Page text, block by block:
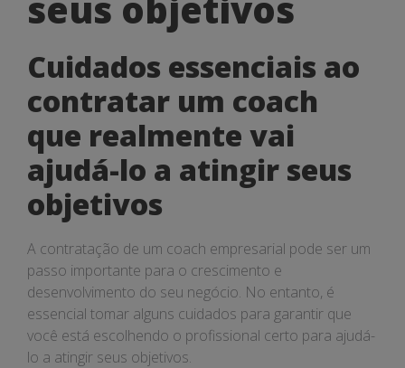
a
atingir
seus
objetivos
Cuidados essenciais ao
contratar um coach
que realmente vai
ajudá-lo a atingir seus
objetivos
A contratação de um coach empresarial pode ser um
passo importante para o crescimento e
desenvolvimento do seu negócio. No entanto, é
essencial tomar alguns cuidados para garantir que
você está escolhendo o profissional certo para ajudá-
lo a atingir seus objetivos.